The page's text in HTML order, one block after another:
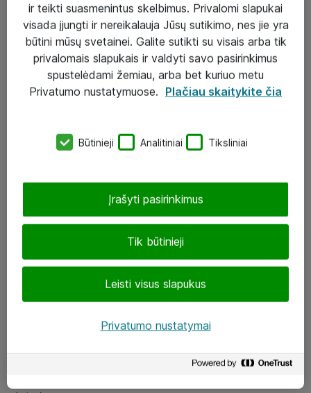
Sprendimai
Įgyvendinti projektai
Atea ekspertų patarimai verslui
eShop@atea.lt
LinkedIn
ir teikti suasmenintus skelbimus. Privalomi slapukai
visada įjungti ir nereikalauja Jūsų sutikimo, nes jie yra
būtini mūsų svetainei. Galite sutikti su visais arba tik
privalomais slapukais ir valdyti savo pasirinkimus
spustelėdami žemiau, arba bet kuriuo metu
Privatumo nustatymuose. Plačiau skaitykite čia
Būtinieji Analitiniai Tiksliniai
Tik būtinieji
Leisti visus slapukus
Įrašyti pasirinkimus
Privatumo nustatymai